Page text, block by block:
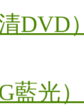
DVD
藍光）